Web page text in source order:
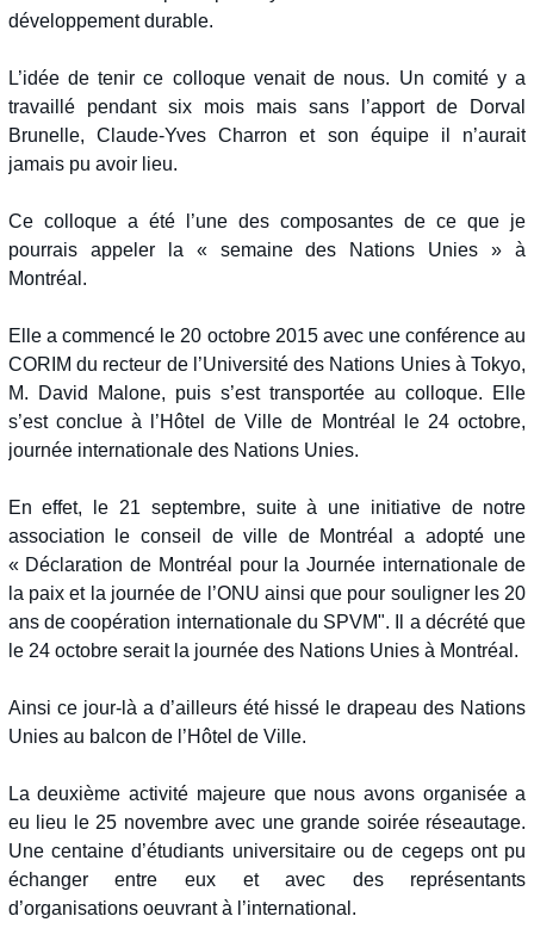
développement durable.
L’idée de tenir ce colloque venait de nous. Un comité y a
travaillé pendant six mois mais sans l’apport de Dorval
Brunelle, Claude-Yves Charron et son équipe il n’aurait
jamais pu avoir lieu.
Ce colloque a été l’une des composantes de ce que je
pourrais appeler la « semaine des Nations Unies » à
Montréal.
Elle a commencé le 20 octobre 2015 avec une conférence au
CORIM du recteur de l’Université des Nations Unies à Tokyo,
M. David Malone, puis s’est transportée au colloque. Elle
s’est conclue à l’Hôtel de Ville de Montréal le 24 octobre,
journée internationale des Nations Unies.
En effet, le 21 septembre, suite à une initiative de notre
association le conseil de ville de Montréal a adopté une
« Déclaration de Montréal pour la Journée internationale de
la paix et la journée de l’ONU ainsi que pour souligner les 20
ans de coopération internationale du SPVM". Il a décrété que
le 24 octobre serait la journée des Nations Unies à Montréal.
Ainsi ce jour-là a d’ailleurs été hissé le drapeau des Nations
Unies au balcon de l’Hôtel de Ville.
La deuxième activité majeure que nous avons organisée a
eu lieu le 25 novembre avec une grande soirée réseautage.
Une centaine d’étudiants universitaire ou de cegeps ont pu
échanger entre eux et avec des représentants
d’organisations oeuvrant à l’international.